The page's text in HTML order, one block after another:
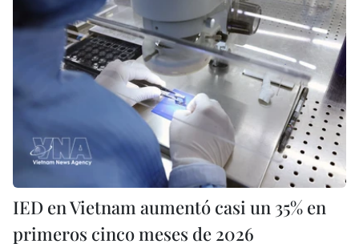
IED en Vietnam aumentó casi un 35% en
primeros cinco meses de 2026